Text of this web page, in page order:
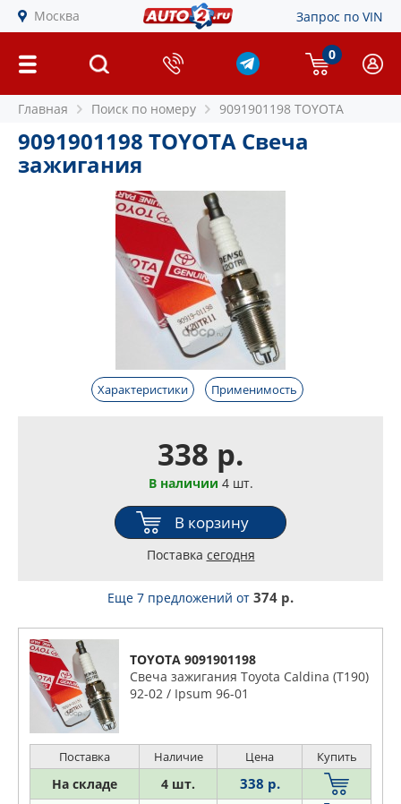
Москва Запрос по VIN
0
Главная Поиск по номеру 9091901198 TOYOTA
9091901198 TOYOTA Свеча
зажигания
Характеристики Применимость
338 р.
В наличии 4 шт.
В корзину
Поставка сегодня
Еще 7 предложений от 374 р.
TOYOTA 9091901198
Свеча зажигания Toyota Caldina (T190)
92-02 / Ipsum 96-01
Поставка Наличие Цена Купить
На складе 4 шт. 338 р.